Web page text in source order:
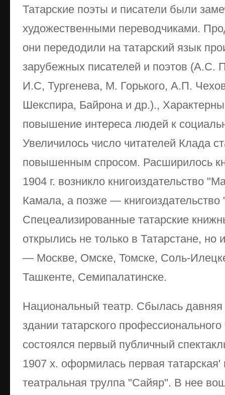
Татарские поэты и писатели были
художественными переводчиками.
они передодили на татарский язык
зарубежных писателей и поэтов (А.С.
И.С, Тургенева, М. Горького, А.П.
Шекспира, Байрона и др.).,
повышение интереса людей к
Увеличилось число читателей Клада
повышенным спросом. Расширилось
1904 г. возникло книгоиздательство
Камала, а позже —
Спецеализированные татарские
открылись не только в Татарстане, но
— Москве, Омске, Томске, Соль-
Ташкенте, Семипалатинске.
Национальный театр. Сбылась
здании татарского
состоялся первый публичный
1907 х. оформилась первая
театральная трулпа "Сайяр". В нее